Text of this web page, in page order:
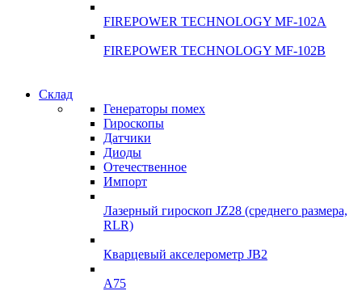
FIREPOWER TECHNOLOGY MF-102A
FIREPOWER TECHNOLOGY MF-102B
Инклинометры
Подробнее
Инклинометры
подробнее
Склад
Генераторы помех
Гироскопы
Датчики
Диоды
Отечественное
Импорт
Лазерный гироскоп JZ28 (среднего размера,
RLR)
Кварцевый акселерометр JB2
A75